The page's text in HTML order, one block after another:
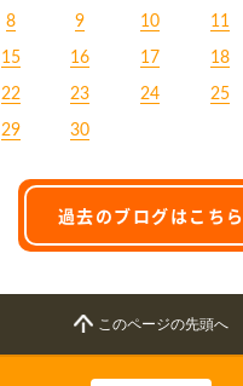
8 9 10 11
15 16 17 18
22 23 24 25
29 30
過去のブログはこちら
このページの先頭へ